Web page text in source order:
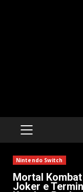
PRIMARY
Nintendo Switch
Mortal
Joker e